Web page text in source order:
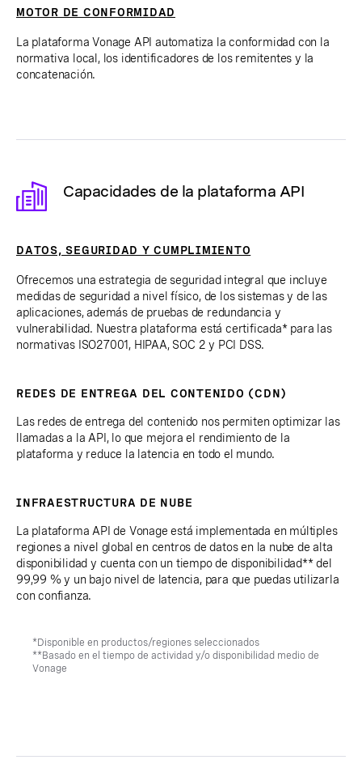
MOTOR DE CONFORMIDAD
La plataforma Vonage API automatiza la conformidad con la
normativa local, los identificadores de los remitentes y la
concatenación.
Capacidades de la plataforma API
DATOS, SEGURIDAD Y CUMPLIMIENTO
Ofrecemos una estrategia de seguridad integral que incluye
medidas de seguridad a nivel físico, de los sistemas y de las
aplicaciones, además de pruebas de redundancia y
vulnerabilidad. Nuestra plataforma está certificada* para las
normativas ISO27001, HIPAA, SOC 2 y PCI DSS.
REDES DE ENTREGA DEL CONTENIDO (CDN)
Las redes de entrega del contenido nos permiten optimizar las
llamadas a la API, lo que mejora el rendimiento de la
plataforma y reduce la latencia en todo el mundo.
INFRAESTRUCTURA DE NUBE
La plataforma API de Vonage está implementada en múltiples
regiones a nivel global en centros de datos en la nube de alta
disponibilidad y cuenta con un tiempo de disponibilidad** del
99,99 % y un bajo nivel de latencia, para que puedas utilizarla
con confianza.
*Disponible en productos/regiones seleccionados
**Basado en el tiempo de actividad y/o disponibilidad medio de
Vonage